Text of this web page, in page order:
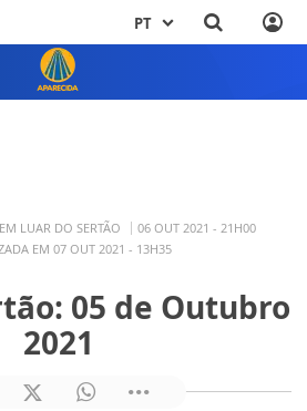
PT
EM LUAR DO SERTÃO
06 OUT 2021 - 21H00
EM 07 OUT 2021 - 13H35
05 de Outubro
2021